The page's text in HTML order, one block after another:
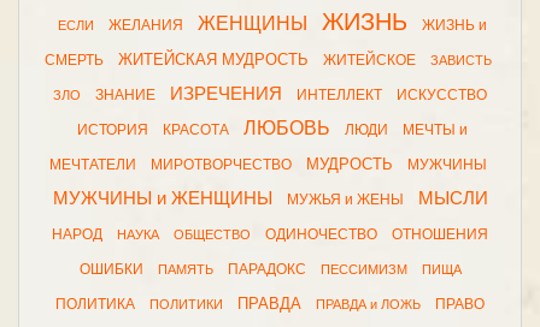
ЕСЛИ ЖЕЛАНИЯ ЖЕНЩИНЫ ЖИЗНЬ ЖИЗНЬ и
СМЕРТЬ ЖИТЕЙСКАЯ МУДРОСТЬ ЖИТЕЙСКОЕ ЗАВИСТЬ
ЗЛО ЗНАНИЕ ИЗРЕЧЕНИЯ ИНТЕЛЛЕКТ ИСКУССТВО
ИСТОРИЯ КРАСОТА ЛЮБОВЬ ЛЮДИ МЕЧТЫ и
МЕЧТАТЕЛИ МИРОТВОРЧЕСТВО МУДРОСТЬ МУЖЧИНЫ
МУЖЧИНЫ и ЖЕНЩИНЫ МУЖЬЯ и ЖЕНЫ МЫСЛИ
НАРОД НАУКА ОБЩЕСТВО ОДИНОЧЕСТВО ОТНОШЕНИЯ
ОШИБКИ ПАМЯТЬ ПАРАДОКС ПЕССИМИЗМ ПИЩА
ПОЛИТИКА ПОЛИТИКИ ПРАВДА ПРАВДА и ЛОЖЬ ПРАВО